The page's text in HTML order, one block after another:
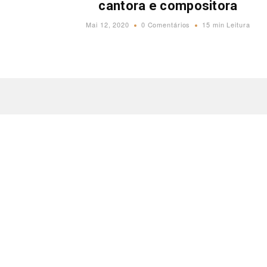
cantora e compositora
Mai 12, 2020 0 Comentários 15 min Leitura